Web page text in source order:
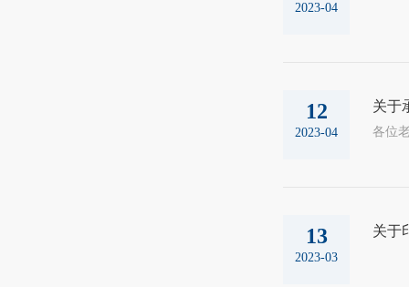
2023-04
12
2023-04
关于
各位
13
2023-03
关于